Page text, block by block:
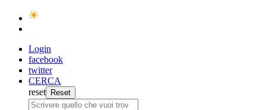
Login
facebook
twitter
CERCA
reset